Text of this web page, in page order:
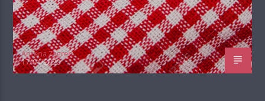
Antena Zagreb
17/04/2020